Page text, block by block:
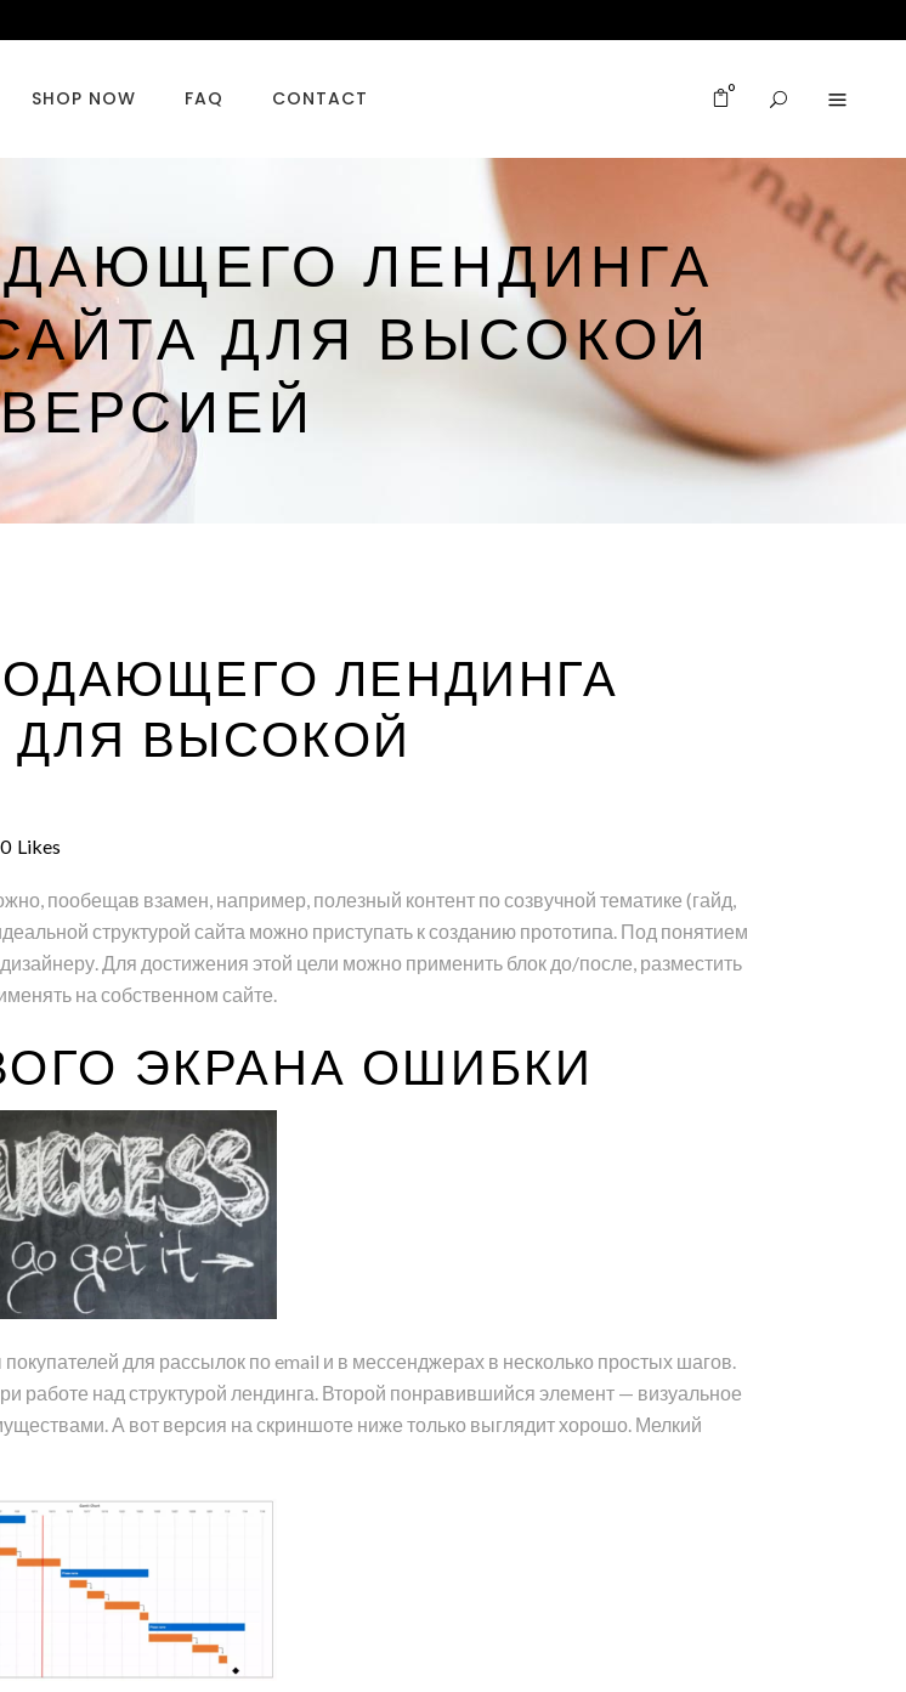
0
SHOP NOW FAQ CONTACT
ЛЕНДИНГА
САЙТА ДЛЯ ВЫСОКОЙ
ЛЕНДИНГА
ДЛЯ ВЫСОКОЙ
0 Likes
пообещав взамен, например, полезный контент по созвучной тематике (гайд,
структурой сайта можно приступать к созданию прототипа. Под понятием
Для достижения этой цели можно применить блок до/после, разместить
на собственном сайте.
ЭКРАНА ОШИБКИ
для рассылок по email и в мессенджерах в несколько простых шагов.
работе над структурой лендинга. Второй понравившийся элемент — визуальное
А вот версия на скриншоте ниже только выглядит хорошо. Мелкий